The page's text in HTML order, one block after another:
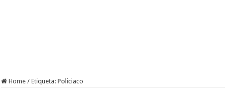
Home / Etiqueta:Policiaco